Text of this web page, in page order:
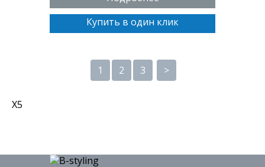
Купить в один клик
1 2 3 >
X5